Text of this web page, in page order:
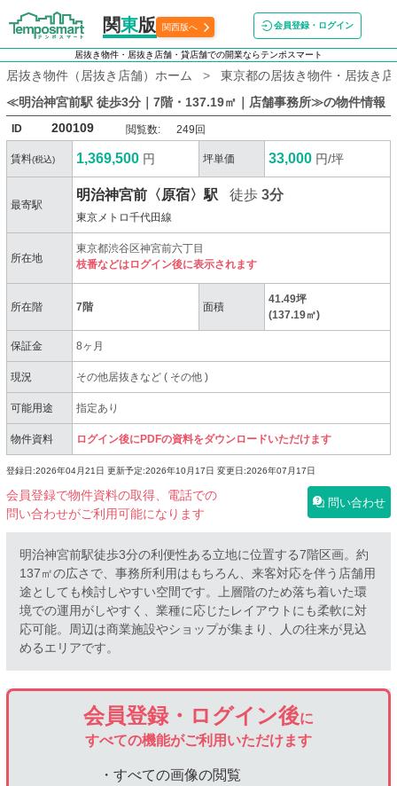
関東版 関西版へ 会員登録・ログイン
居抜き物件・居抜き店舗・貸店舗での開業ならテンポスマート
居抜き物件（居抜き店舗）ホーム
東京都の居抜き物件・居抜き
≪明治神宮前駅 徒歩3分｜7階・137.19㎡｜店舗事務所≫の物件情報
ID 200109 閲覧数: 249回
賃料(税込) 1,369,500 円 坪単価 33,000 円/坪
最寄駅
明治神宮前〈原宿〉駅 徒歩3分
東京メトロ千代田線
所在地
東京都渋谷区神宮前六丁目
枝番などはログイン後に表示されます
所在階 7階 面積
41.49坪
(137.19㎡)
保証金 8ヶ月
現況 その他居抜きなど( その他)
可能用途 指定あり
物件資料 ログイン後にPDFの資料をダウンロードいただけます
登録日:2026年04月21日 更新予定:2026年10月17日 変更日:2026年07月17日
会員登録で物件資料の取得、電話での
問い合わせがご利用可能になります
問い合わせ
明治神宮前駅徒歩3分の利便性ある立地に位置する7階区画。約
137㎡の広さで、事務所利用はもちろん、来客対応を伴う店舗用
途としても検討しやすい空間です。上層階のため落ち着いた環
境での運用がしやすく、業種に応じたレイアウトにも柔軟に対
応可能。周辺は商業施設やショップが集まり、人の往来が見込
めるエリアです。
会員登録・ログイン後に
すべての機能がご利用いただけます
・すべての画像の閲覧